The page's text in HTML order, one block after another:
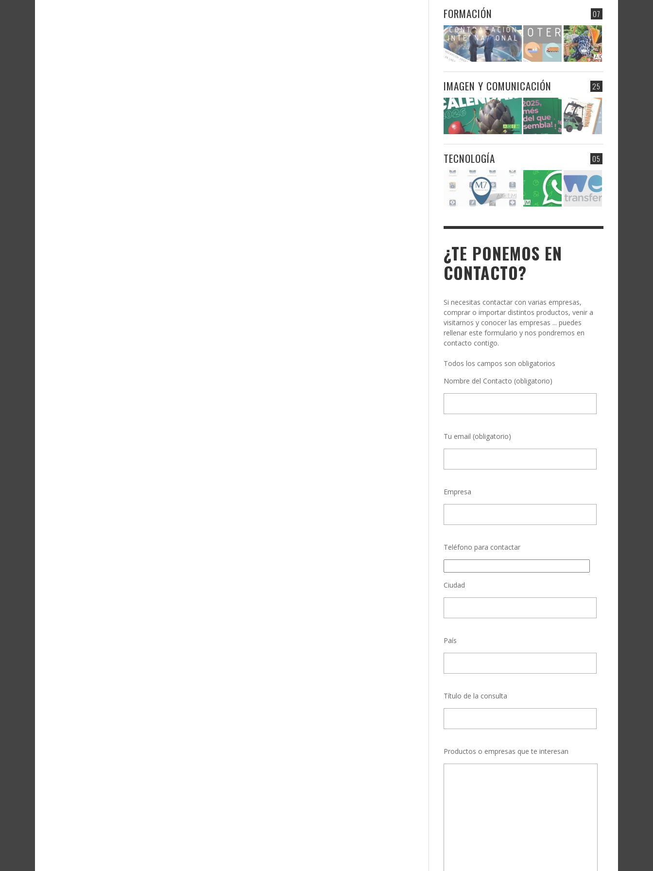
07
FORMACIÓN
25
IMAGEN Y COMUNICACIÓN
05
TECNOLOGÍA
¿TE PONEMOS EN
CONTACTO?
Si necesitas contactar con varias empresas,
comprar o importar distintos productos, venir a
visitarnos y conocer las empresas ... puedes
rellenar este formulario y nos pondremos en
contacto contigo.
Todos los campos son obligatorios
Nombre del Contacto (obligatorio)
Tu email (obligatorio)
Empresa
Teléfono para contactar
Ciudad
País
Título de la consulta
Productos o empresas que te interesan